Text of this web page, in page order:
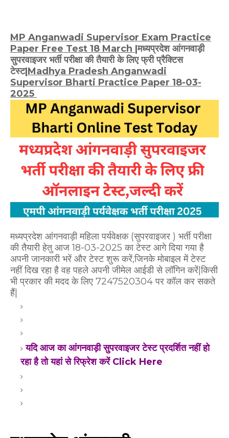
MP Anganwadi Supervisor Exam Practice
Paper Free Test 18 March |मध्यप्रदेश आंगनवाड़ी
सुपरवाइजर भर्ती परीक्षा की तैयारी के लिए फ्री प्रैक्टिस
टेस्ट|Madhya Pradesh Anganwadi
Supervisor Bharti Practice Paper 18-03-
2025
मध्यप्रदेश आंगनवाड़ी महिला पर्यवेक्षक (सुपरवाइजर ) भर्ती परीक्षा
की तैयारी हेतु आज 18-03-2025 का टेस्टआगे दिया गया है
अपनी जानकारी भरें और टेस्ट शुरू करें,जिनके मोबाइल में टेस्ट
नहीं दिख रहा है वह पहले अपनी जीमेल आईडी से लॉगिन करें|किसी
भी प्रकार की मदद के लिए 7247520304 पर कॉल कर सकते
हैं|
यदि आज का आंगनवाड़ी सुपरवाइजर टेस्ट प्रदर्शित नहीं हो
रहा है तो यहां से रिफ्रेश करें Click Here